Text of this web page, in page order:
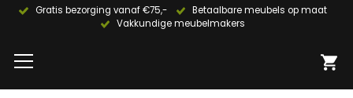
Gratis bezorging vanaf €75,-
Betaalbare meubels op maat
Vakkundige meubelmakers